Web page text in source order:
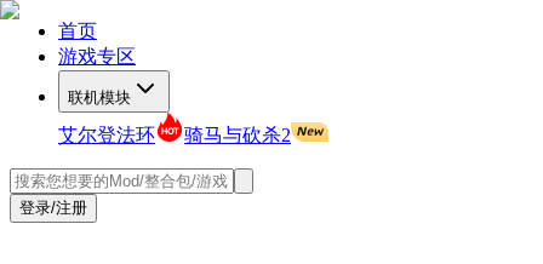
首页
游戏专区
联机模块
艾尔登法环 骑马与砍杀2
登录/注册